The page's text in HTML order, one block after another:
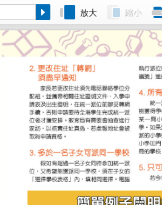
放大 縮小